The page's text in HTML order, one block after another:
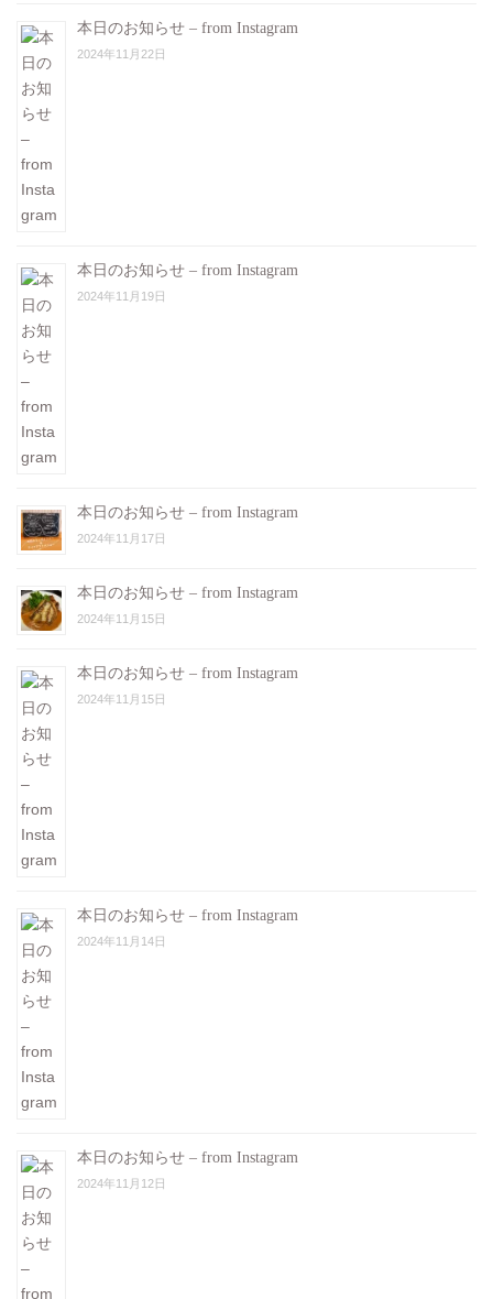
本日のお知らせ – from Instagram
2024年11月22日
本日のお知らせ – from Instagram
2024年11月19日
本日のお知らせ – from Instagram
2024年11月17日
本日のお知らせ – from Instagram
2024年11月15日
本日のお知らせ – from Instagram
2024年11月15日
本日のお知らせ – from Instagram
2024年11月14日
本日のお知らせ – from Instagram
2024年11月12日